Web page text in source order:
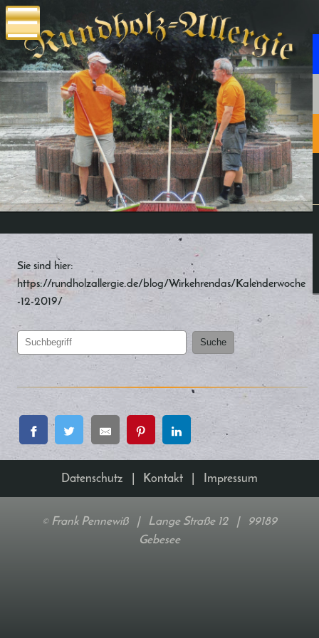
Sie sind hier:
https://rundholzallergie.de/blog/Wirkehrendas/Kalenderwoche
-12-2019/
Suche
Datenschutz Kontakt Impressum
©Frank Pennewiß | Lange Straße 12 | 99189
Gebesee